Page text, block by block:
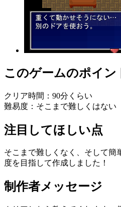
このゲームのポイン
クリア時間：90分くらい
難易度：そこまで難しくはない
注目してほしい点
そこまで難しくなく、そして簡
度を目指して作成しました！
制作者メッセージ